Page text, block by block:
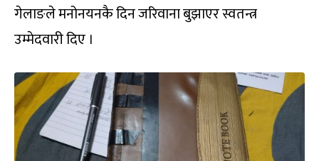
गेलाङले मनोनयनकै दिन जरिवाना बुझाएर स्वतन्त्र
उम्मेदवारी दिए ।